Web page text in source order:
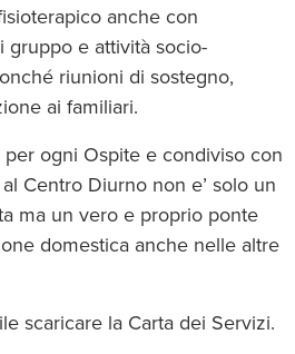
anche con
gruppo e attività socio-
riunioni di sostegno,
ai familiari.
per ogni Ospite e condiviso con
Centro Diurno non e’ solo un
ma un vero e proprio ponte
domestica anche nelle altre
scaricare la Carta dei Servizi.